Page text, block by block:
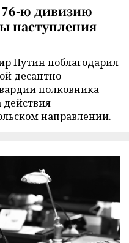
76-ю дивизию
наступления
Путин поблагодарил
десантно-
полковника
действия
направлении.